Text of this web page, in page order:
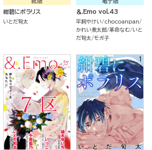
紺碧にポラリス
いとだ旬太
＆.Emo vol.43
平飼やけい
chocoanpan
かれい煮太郎 革命なむ いと
だ旬太 モガ子